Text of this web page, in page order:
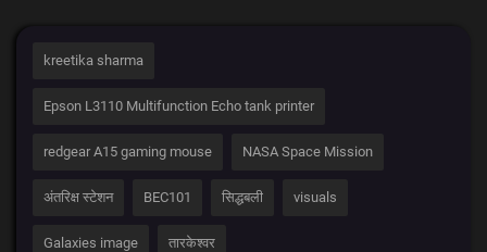
kreetika sharma
Epson L3110 Multifunction Echo tank printer
redgear A15 gaming mouse NASA Space Mission
अंतरिक्ष स्टेशन BEC101 सिद्धबली visuals
Galaxies image तारकेश्वर